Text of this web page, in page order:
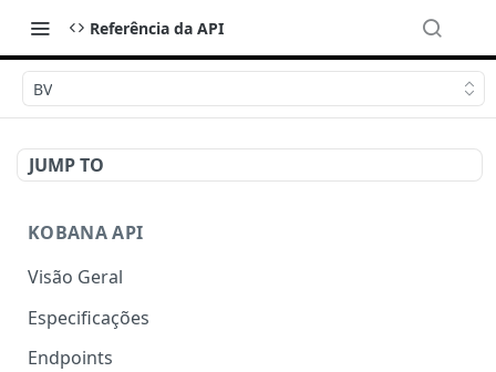
Referência da API
BV
JUMP TO
KOBANA API
Visão Geral
Especificações
Endpoints